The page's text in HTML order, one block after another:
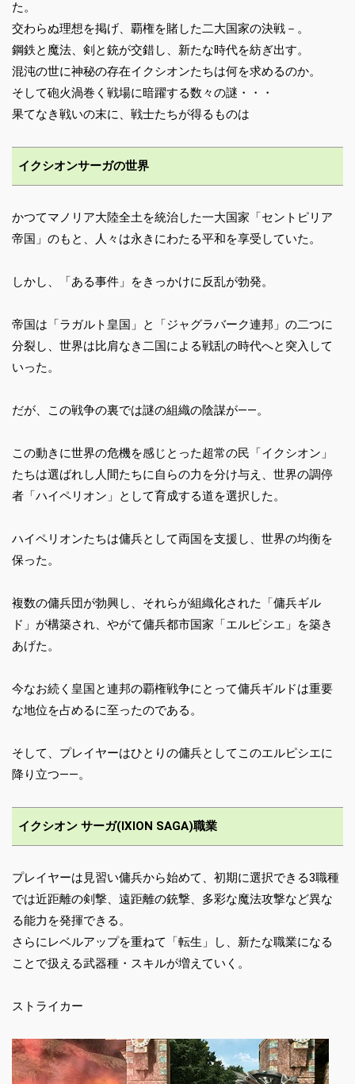
た。
交わらぬ理想を掲げ、覇権を賭した二大国家の決戦－。
鋼鉄と魔法、剣と銃が交錯し、新たな時代を紡ぎ出す。
混沌の世に神秘の存在イクシオンたちは何を求めるのか。
そして砲火渦巻く戦場に暗躍する数々の謎・・・
果てなき戦いの末に、戦士たちが得るものは
イクシオンサーガの世界
かつてマノリア大陸全土を統治した一大国家「セントピリア
帝国」のもと、人々は永きにわたる平和を享受していた。
しかし、「ある事件」をきっかけに反乱が勃発。
帝国は「ラガルト皇国」と「ジャグラバーク連邦」の二つに
分裂し、世界は比肩なき二国による戦乱の時代へと突入して
いった。
だが、この戦争の裏では謎の組織の陰謀が――。
この動きに世界の危機を感じとった超常の民「イクシオン」
たちは選ばれし人間たちに自らの力を分け与え、世界の調停
者「ハイペリオン」として育成する道を選択した。
ハイペリオンたちは傭兵として両国を支援し、世界の均衡を
保った。
複数の傭兵団が勃興し、それらが組織化された「傭兵ギル
ド」が構築され、やがて傭兵都市国家「エルピシエ」を築き
あげた。
今なお続く皇国と連邦の覇権戦争にとって傭兵ギルドは重要
な地位を占めるに至ったのである。
そして、プレイヤーはひとりの傭兵としてこのエルピシエに
降り立つ――。
イクシオン サーガ(IXION SAGA)職業
プレイヤーは見習い傭兵から始めて、初期に選択できる3職種
では近距離の剣撃、遠距離の銃撃、多彩な魔法攻撃など異な
る能力を発揮できる。
さらにレベルアップを重ねて「転生」し、新たな職業になる
ことで扱える武器種・スキルが増えていく。
ストライカー